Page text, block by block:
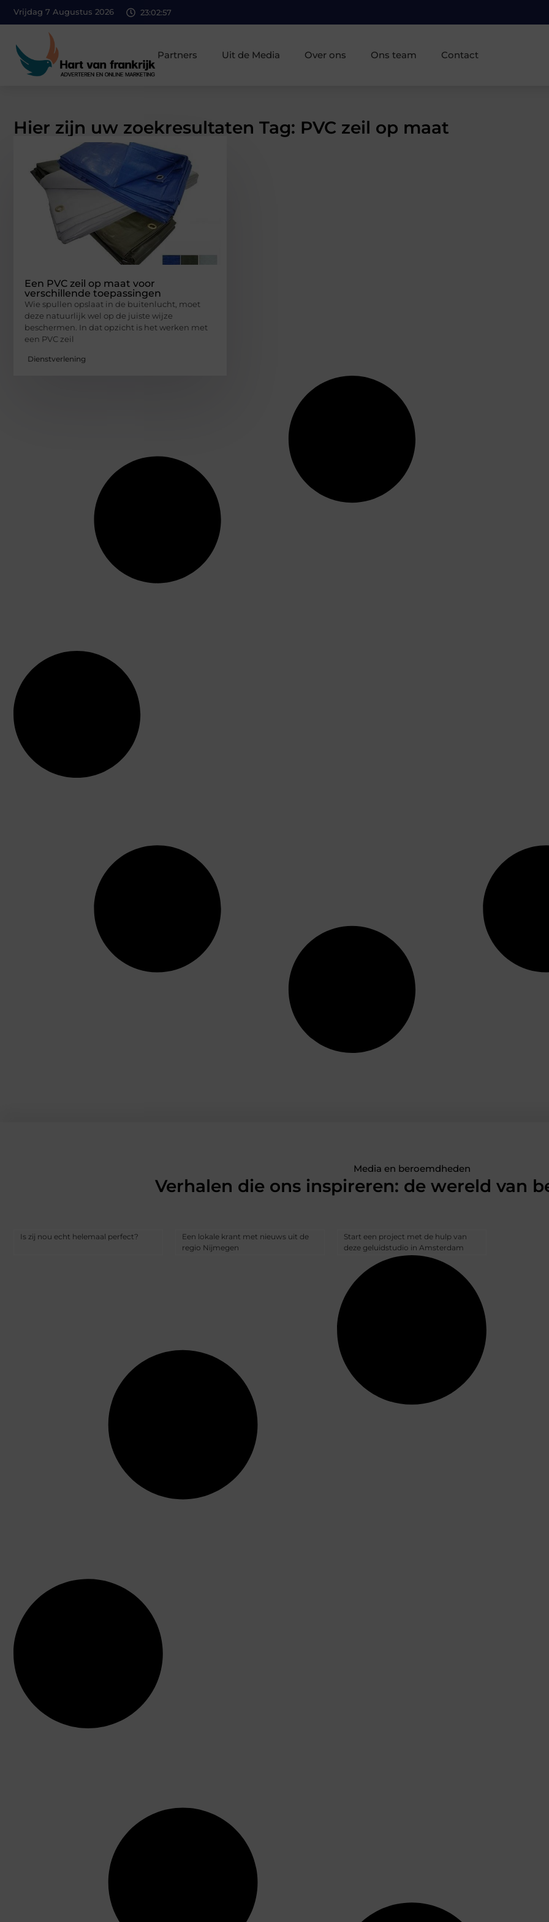
Vrijdag 7 Augustus 2026 23:02:58
Partners Uit de Media Over ons Ons team Contact
Hier zijn uw zoekresultaten Tag: PVC zeil op maat
Een PVC zeil op maat voor
verschillende toepassingen
Wie spullen opslaat in de buitenlucht, moet
deze natuurlijk wel op de juiste wijze
beschermen. In dat opzicht is het werken met
een PVC zeil
Dienstverlening
Media en beroemdheden
Verhalen die ons inspireren: de wereld van
Is zij nou echt helemaal perfect?
Een lokale krant met nieuws uit de
regio Nijmegen
Start een project met de hulp van
deze geluidstudio in Amsterdam